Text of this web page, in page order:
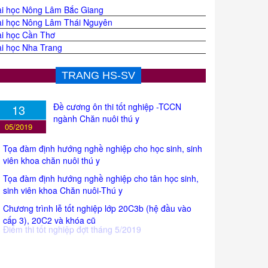
học Nông Lâm Bắc Giang
học Nông Lâm Thái Nguyên
học Cần Thơ
học Nha Trang
TRANG HS-SV
13
05/2019
Đề cương ôn thi tốt nghiệp -TCCN
ngành Chăn nuôi thú y
Tọa đàm định hướng nghề nghiệp cho học sinh, sinh
viên khoa chăn nuôi thú y
Tọa đàm định hướng nghề nghiệp cho tân học sinh,
sinh viên khoa Chăn nuôi-Thú y
Chương trình lễ tốt nghiệp lớp 20C3b (hệ đầu vào
cấp 3), 20C2 và khóa cũ
Điểm thi tốt nghiệp đợt tháng 5/2019